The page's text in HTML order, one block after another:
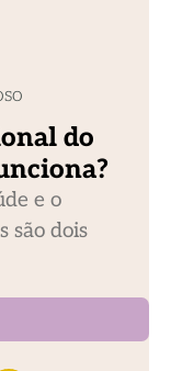
do
e o
são dois